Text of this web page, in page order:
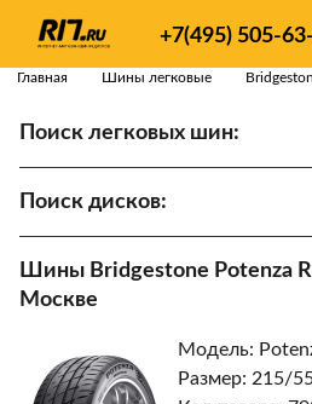
+7(495) 505-
Главная Шины легковые
Поиск легковых шин:
Поиск дисков:
Ступица
Шины Bridgestone Potenza
Москве
Модель:
Размер: 215/